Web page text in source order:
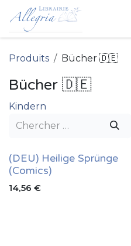
Se rendre au contenu
Produits Bücher 🇩🇪
Bücher 🇩🇪
Kindern
(DEU) Heilige Sprünge
(Comics)
14,56 €